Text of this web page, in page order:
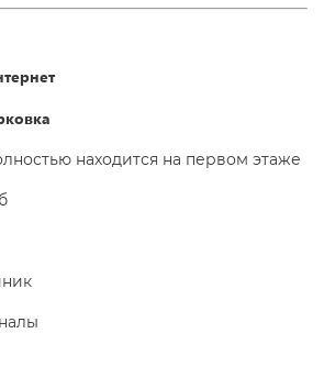
находится на первом этаже